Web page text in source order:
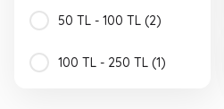
50 TL - 100 TL (2)
100 TL - 250 TL (1)